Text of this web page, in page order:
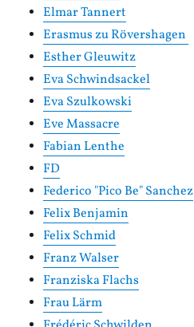
Elmar Tannert
Erasmus zu Rövershagen
Esther Gleuwitz
Eva Schwindsackel
Eva Szulkowski
Eve Massacre
Fabian Lenthe
FD
Federico "Pico Be" Sanchez
Felix Benjamin
Felix Schmid
Franz Walser
Franziska Flachs
Frau Lärm